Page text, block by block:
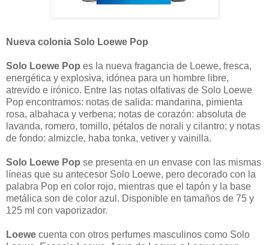
Nueva colonia Solo Loewe Pop
Solo Loewe Pop es la nueva fragancia de Loewe, fresca,
energética y explosiva, idónea para un hombre libre,
atrevido e irónico. Entre las notas olfativas de Solo Loewe
Pop encontramos: notas de salida: mandarina, pimienta
rosa, albahaca y verbena; notas de corazón: absoluta de
lavanda, romero, tomillo, pétalos de norali y cilantro; y notas
de fondo: almizcle, haba tonka, vetiver y vainilla.
Solo Loewe Pop se presenta en un envase con las mismas
líneas que su antecesor Solo Loewe, pero decorado con la
palabra Pop en color rojo, mientras que el tapón y la base
metálica son de color azul. Disponible en tamaños de 75 y
125 ml con vaporizador.
Loewe cuenta con otros perfumes masculinos como Solo